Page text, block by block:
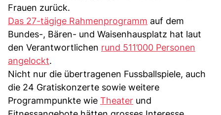
Frauen zurück.
Das 27-tägige Rahmenprogramm auf dem
Bundes-, Bären- und Waisenhausplatz hat laut
den Verantwortlichen rund 511’000 Personen
angelockt.
Nicht nur die übertragenen Fussballspiele, auch
die 24 Gratiskonzerte sowie weitere
Programmpunkte wie Theater und